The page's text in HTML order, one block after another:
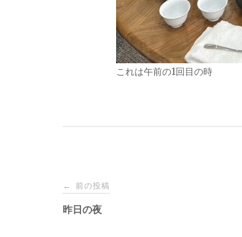
これは午前の1回目の時
投
稿
← 前の投稿
昨日の夜